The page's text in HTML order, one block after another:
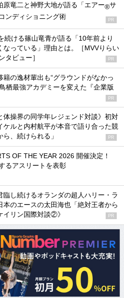
原竜二と神野大地が語る「エアー®サ
ンディショニング術 PR
続ける篠山竜青が語る「10年前より
なっている」理由とは。［MVVりらい
タビュー］
PR
籍の逸材輩出も“グラウンドがなかっ
栖最強アカデミーを変えた『企業版
PR
体操界の同学年レジェンド対談》初対
ケルと内村航平が本音で語り合った競
、続けられる」
PR
OF THE YEAR 2026 開催決定！
るアスリートを表彰
臨し続けるオランダの超人ハリー・ラ
本のエースの太田海也「絶対王者から
イリン国際対談②》
PR